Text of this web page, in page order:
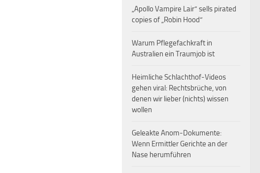
„Apollo Vampire Lair“ sells pirated
copies of „Robin Hood“
Warum Pflegefachkraft in
Australien ein Traumjob ist
Heimliche Schlachthof-Videos
gehen viral: Rechtsbrüche, von
denen wir lieber (nichts) wissen
wollen
Geleakte Anom-Dokumente:
Wenn Ermittler Gerichte an der
Nase herumführen